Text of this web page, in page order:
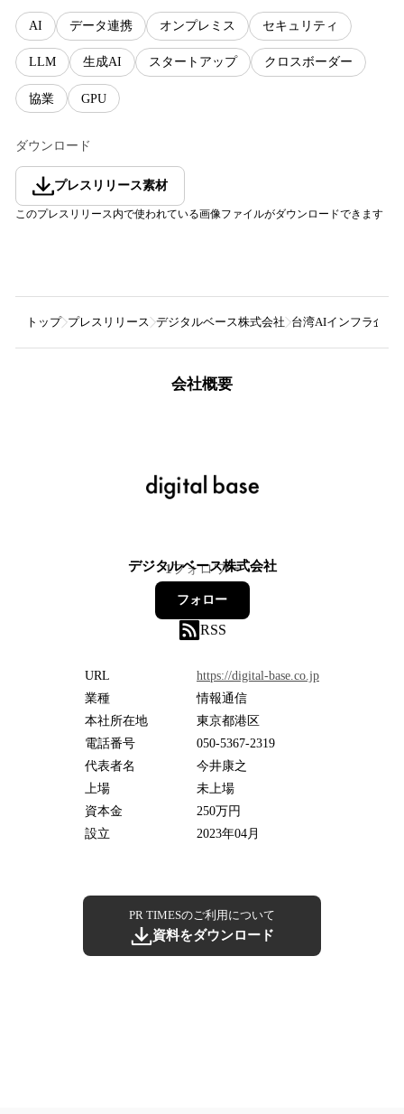
AI データ連携 オンプレミス セキュリティ
LLM 生成AI スタートアップ クロスボーダー
協業 GPU
ダウンロード
プレスリリース素材
このプレスリリース内で使われている画像ファイルがダウンロードできます
トップ プレスリリース デジタルベース株式会社 台湾AIインフラ企業
会社概要
デジタルベース株式会社
1フォロワー
フォロー
RSS
URL
https://digital-base.co.jp
業種
情報通信
本社所在地
東京都港区
電話番号
050-5367-2319
代表者名
今井康之
上場
未上場
資本金
250万円
設立
2023年04月
PR TIMESのご利用について
資料をダウンロード